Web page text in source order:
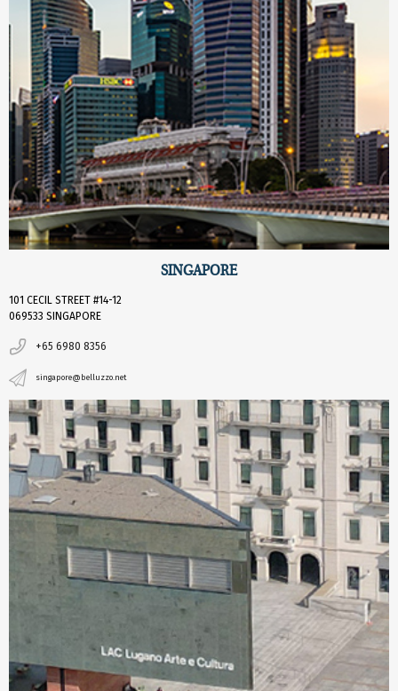
SINGAPORE
101 CECIL STREET #14-12
069533 SINGAPORE
+65 6980 8356
singapore@belluzzo.net